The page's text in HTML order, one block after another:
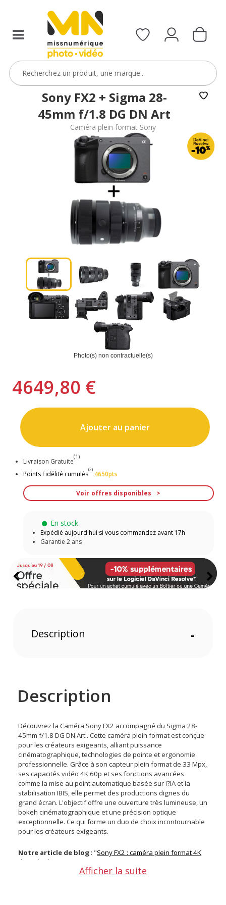
d’une
caméra
code
DVR10
VOIR L'OFFRE
200€
de
OPTIQUE200
VOIR L'OFFRE
Sony FX2 + Sigma 28-
45mm f/1.8 DG DN Art
Caméra plein format Sony
Photo(s) non contractuelle(s)
4649,80 €
Ajouter au panier
Livraison Gratuite
(1)
Points Fidélité cumulés
(2)
4650pts
Voir offres disponibles
En stock
Expédié aujourd'hui si vous commandez avant 17h
Garantie 2 ans
Description -
Description
Découvrez la Caméra Sony FX2 accompagné du Sigma 28-
45mm f/1.8 DG DN Art.. Cette caméra plein format est conçue
pour les créateurs exigeants, alliant puissance
cinématographique, technologies de pointe et ergonomie
professionnelle. Grâce à son capteur plein format de 33 Mpx,
ses capacités vidéo 4K 60p et ses fonctions avancées
comme la mise au point automatique basée sur l?IA et la
stabilisation IBIS, elle permet des productions dignes du
grand écran. L'objectif offre une ouverture très lumineuse, un
bokeh cinématographique et une précision optique
exceptionnelle. Ce qui forme un duo de choix incontournable
pour les créateurs exigeants.
Notre article de blog : "Sony FX2 : caméra plein format 4K
d’entrée de gamme
Afficher la suite